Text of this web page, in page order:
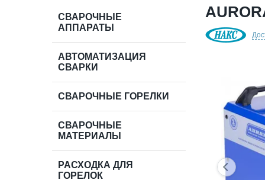
СВАРОЧНЫЕ
АППАРАТЫ
АВТОМАТИЗАЦИЯ
СВАРКИ
СВАРОЧНЫЕ ГОРЕЛКИ
СВАРОЧНЫЕ
МАТЕРИАЛЫ
РАСХОДКА ДЛЯ
ГОРЕЛОК